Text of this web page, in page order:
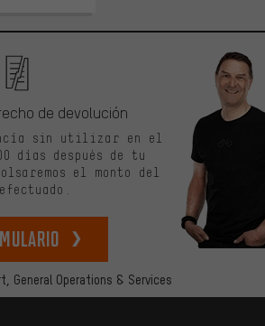
General Operations & Services
de devolución
sin utilizar en el
días después de tu
el monto del